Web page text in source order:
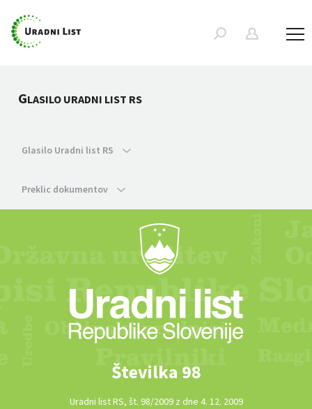
GLASILO URADNI LIST RS
Glasilo Uradni list RS
Preklic dokumentov
Številka 98
Uradni list RS, št. 98/2009 z dne 4. 12. 2009